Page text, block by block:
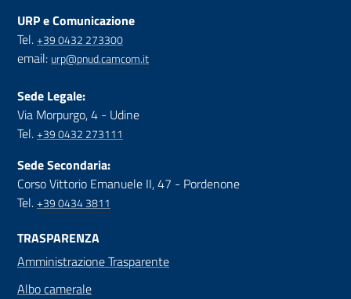
URP e Comunicazione
Tel.+39 0432 273300
email: urp@pnud.camcom.it
Sede Legale:
Via Morpurgo, 4 - Udine
Tel.+39 0432 273111
Sede Secondaria:
Corso Vittorio Emanuele II, 47 - Pordenone
Tel.+39 0434 3811
TRASPARENZA
Amministrazione Trasparente
Albo camerale